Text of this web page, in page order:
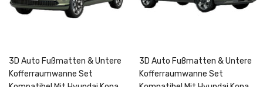
3D Auto Fußmatten & Untere
Kofferraumwanne Set
3D Auto Fußmatten & Untere
Kofferraumwanne Set